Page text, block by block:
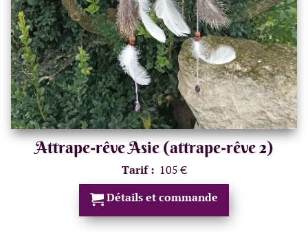
Attrape-rêve Asie (attrape-rêve 2)
Tarif : 105 €
Détails et commande